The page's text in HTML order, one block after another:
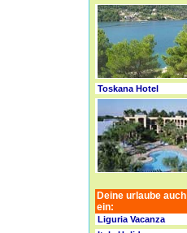
Toskana Hotel
Deine urlaube auch
ein:
Liguria Vacanza